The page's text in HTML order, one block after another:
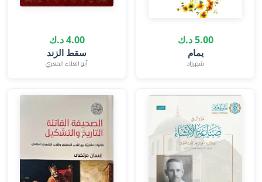
5.00 د.ك
يمام
شهرزاد
4.00 د.ك
سقط الزند
أبو العلاء المعري